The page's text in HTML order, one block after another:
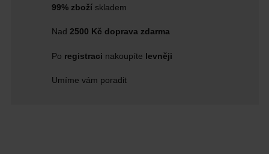
99% zbožískladem
Nad 2500 Kč doprava zdarma
Po registraci nakoupíte levněji
Umíme vám poradit